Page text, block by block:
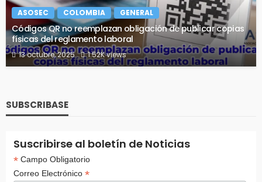
ASOSEC COLOMBIA GENERAL
Códigos QR no reemplazan obligación de publicar copias
físicas del reglamento laboral
13 octubre, 2025 1.52K views
SUBSCRIBASE
Suscribirse al boletín de Noticias
*Campo Obligatorio
Correo Electrónico *